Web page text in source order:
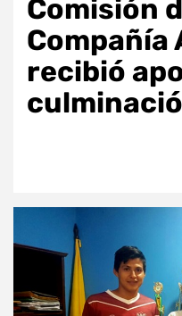
Comisión
Compañía
recibió